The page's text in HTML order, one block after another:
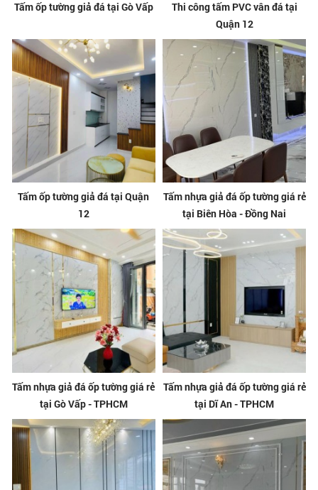
Tấm ốp tường giả đá tại Gò Vấp
Thi công tấm PVC vân đá tại
Quận 12
Tấm ốp tường giả đá tại Quận
12
Tấm nhựa giả đá ốp tường giá rẻ
tại Biên Hòa - Đồng Nai
Tấm nhựa giả đá ốp tường giá rẻ
tại Gò Vấp - TPHCM
Tấm nhựa giả đá ốp tường giá rẻ
tại Dĩ An - TPHCM